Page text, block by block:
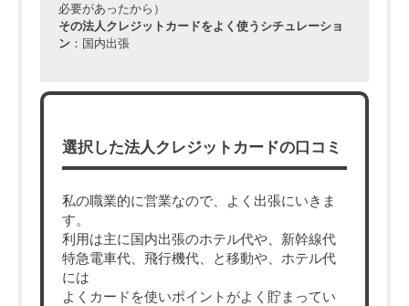
必要があったから）
その法人クレジットカードをよく使うシチュレーショ
ン ：国内出張
選択した法人クレジットカードの口コミ
私の職業的に営業なので、よく出張にいきま
す。
利用は主に国内出張のホテル代や、新幹線代
特急電車代、飛行機代、と移動や、ホテル代
には
よくカードを使いポイントがよく貯まってい